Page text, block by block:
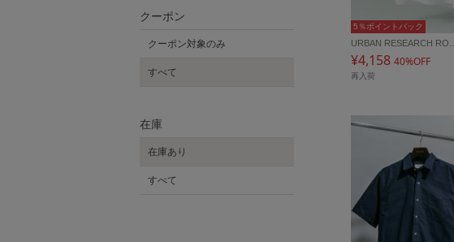
5％ポイントバック
URBAN RESEARCH RO…
¥4,158 40%OFF
再入荷
クーポン
クーポン対象のみ
すべて
在庫
在庫あり
すべて